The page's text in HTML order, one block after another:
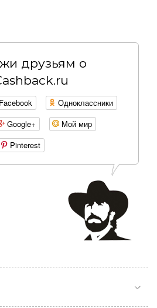
друзьям о
Facebook
Одноклассники
Google+
Мой мир
Pinterest